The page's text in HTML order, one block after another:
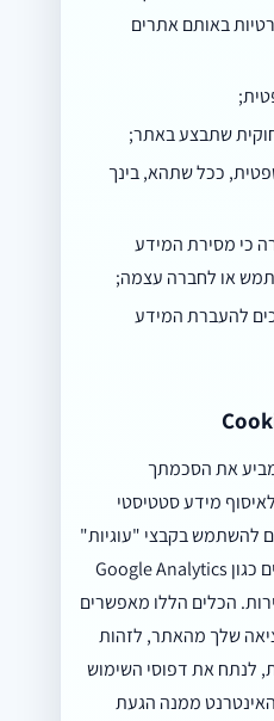
באותם אתרים
שתבצע באתר;
ככל שתהא, בינך
כי מסירת המידע
או לחברה עצמה;
להעברת המידע
את הסכמתך
מידע סטטיסטי
להשתמש בקבצי "עוגיות"
(cookies) ובכלים אנליטיים כגון Google Analytics
הכלים הללו מאפשרים
שלך מהאתר, לזהות
לנתח את דפוסי השימוש
ממנה הגעת